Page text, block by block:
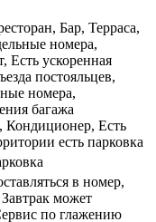
Бар, Терраса,
номера,
Есть ускоренная
постояльцев,
номера,
багажа
Кондиционер, Есть
есть парковка
в номер,
может
по глажению